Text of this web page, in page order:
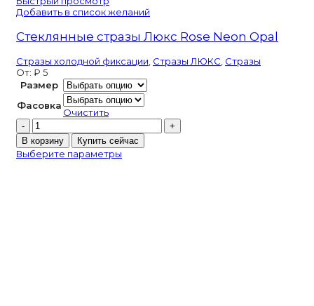
Добавить в список желаний
Стеклянные стразы Люкс Rose Neon Opal
Стразы холодной фиксации Стразы ЛЮКС Стразы
От: ₽ 5
Размер
Фасовка
Очистить
Количество
товара
Стеклянные
стразы
В корзину Купить сейчас
Выберите параметры